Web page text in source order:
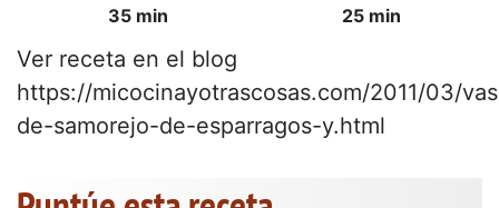
35 min 25 min
Ver receta en el blog
https://micocinayotrascosas.com/2011/03/
de-samorejo-de-esparragos-y.html